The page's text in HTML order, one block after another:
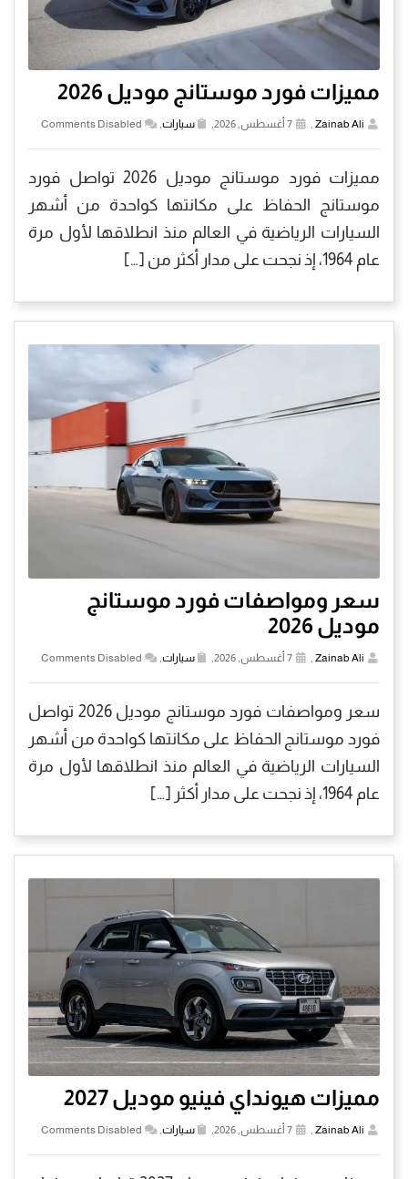
مميزات فورد موستانج موديل 2026
Zainab Ali
, سيارات,
Comments Disabled
مميزات فورد موستانج موديل 2026 تواصل فورد
موستانج الحفاظ على مكانتها كواحدة من أشهر
السيارات الرياضية في العالم منذ انطلاقها لأول مرة
عام 1964، إذ نجحت على مدار أكثر من […]
سعر ومواصفات فورد موستانج
موديل 2026
Zainab Ali
, سيارات,
Comments Disabled
سعر ومواصفات فورد موستانج موديل 2026 تواصل
فورد موستانج الحفاظ على مكانتها كواحدة من أشهر
السيارات الرياضية في العالم منذ انطلاقها لأول مرة
عام 1964، إذ نجحت على مدار أكثر […]
مميزات هيونداي فينيو موديل 2027
Zainab Ali
, سيارات,
Comments Disabled